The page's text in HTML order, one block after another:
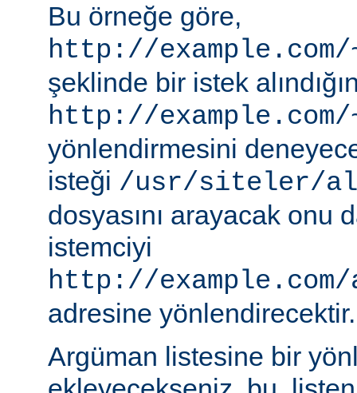
Bu örneğe göre,
http://
şeklinde bir istek
http://
yönlendirmesini
isteği /usr/siteler/
dosyasını arayacak onu
istemciyi
http://
adresine yönlendirecektir.
Argüman listesine bir